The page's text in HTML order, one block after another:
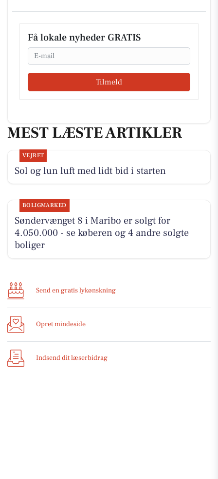
Få lokale nyheder GRATIS
Email
Tilmeld
MEST LÆSTE ARTIKLER
VEJRET
Sol og lun luft med lidt bid i starten
BOLIGMARKED
Søndervænget 8 i Maribo er solgt for
4.050.000 - se køberen og 4 andre solgte
boliger
Send en gratis lykønskning
Opret mindeside
Indsend dit læserbidrag